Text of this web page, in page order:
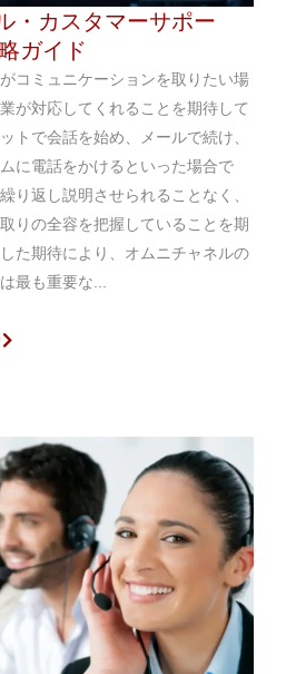
・カスタマーサポー
ガイド
コミュニケーションを取りたい場
が対応してくれることを期待して
トで会話を始め、メールで続け、
に電話をかけるといった場合で
り返し説明させられることなく、
りの全容を把握していることを期
た期待により、オムニチャネルの
最も重要な...